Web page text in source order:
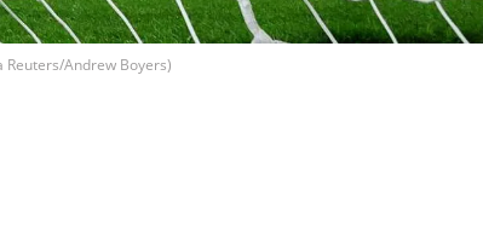
Reuters/Andrew Boyers)